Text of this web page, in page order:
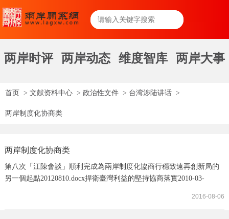
两岸时评 两岸动态 维度智库 两岸大事
首页 > 文献资料中心 > 政治性文件 > 台湾涉陆讲话 >
两岸制度化协商类
两岸制度化协商类
第八次「江陳會談」順利完成為兩岸制度化協商行穩致遠再創新局的
另一個起點20120810.docx捍衛臺灣利益的堅持協商落實2010-03-
2016-08-06